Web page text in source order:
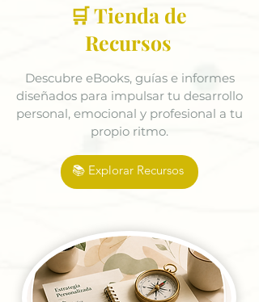
🛒 Tienda de
Recursos
Descubre eBooks, guías e informes
diseñados para impulsar tu desarrollo
personal, emocional y profesional a tu
propio ritmo.
📚 Explorar Recursos